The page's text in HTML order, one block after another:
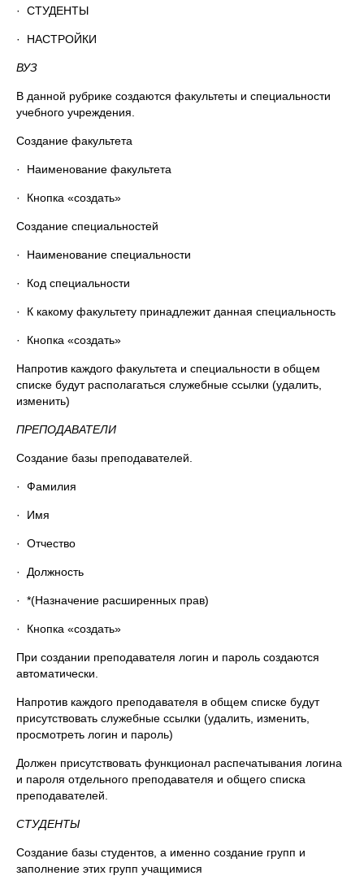
· СТУДЕНТЫ
· НАСТРОЙКИ
ВУЗ
В данной рубрике создаются факультеты и специальности
учебного учреждения.
Создание факультета
· Наименование факультета
· Кнопка «создать»
Создание специальностей
· Наименование специальности
· Код специальности
· К какому факультету принадлежит данная специальность
· Кнопка «создать»
Напротив каждого факультета и специальности в общем
списке будут располагаться служебные ссылки (удалить,
изменить)
ПРЕПОДАВАТЕЛИ
Создание базы преподавателей.
· Фамилия
· Имя
· Отчество
· Должность
· *(Назначение расширенных прав)
· Кнопка «создать»
При создании преподавателя логин и пароль создаются
автоматически.
Напротив каждого преподавателя в общем списке будут
присутствовать служебные ссылки (удалить, изменить,
просмотреть логин и пароль)
Должен присутствовать функционал распечатывания логина
и пароля отдельного преподавателя и общего списка
преподавателей.
СТУДЕНТЫ
Создание базы студентов, а именно создание групп и
заполнение этих групп учащимися